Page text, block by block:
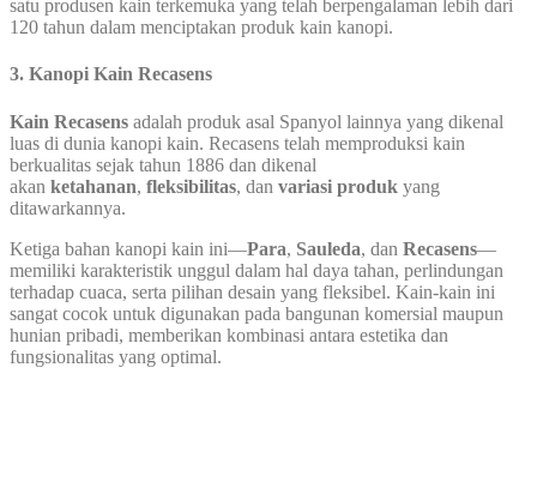
satu produsen kain terkemuka yang telah berpengalaman lebih dari
120 tahun dalam menciptakan produk kain kanopi.
3. Kanopi Kain Recasens
Kain Recasens adalah produk asal Spanyol lainnya yang dikenal
luas di dunia kanopi kain. Recasens telah memproduksi kain
berkualitas sejak tahun 1886 dan dikenal
akan ketahanan, fleksibilitas, dan variasi produk yang
ditawarkannya.
Ketiga bahan kanopi kain ini—Para, Sauleda, dan Recasens—
memiliki karakteristik unggul dalam hal daya tahan, perlindungan
terhadap cuaca, serta pilihan desain yang fleksibel. Kain-kain ini
sangat cocok untuk digunakan pada bangunan komersial maupun
hunian pribadi, memberikan kombinasi antara estetika dan
fungsionalitas yang optimal.